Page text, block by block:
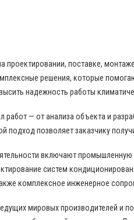
проектировании, поставке,
решения, которые
надежность работы
работ — от анализа объекта и
подход позволяет заказчику
включают
систем
комплексное инженерное
мировых производителей и